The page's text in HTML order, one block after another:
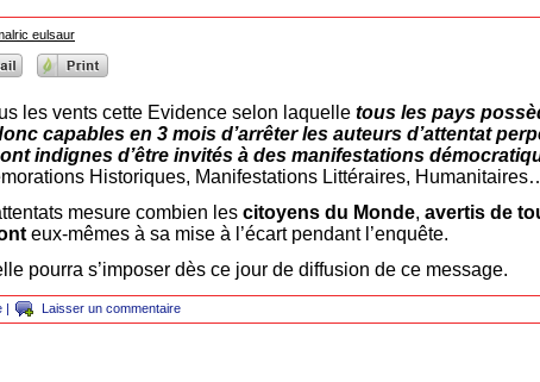
eulsaur
les vents cette Evidence selon laquelle tous les pays
capables en 3 mois d’arrêter les auteurs d’attentat
indignes d’être invités à des manifestations
Historiques, Manifestations Littéraires,
mesure combien les citoyens du Monde, avertis de
eux-mêmes à sa mise à l’écart pendant l’enquête.
pourra s’imposer dès ce jour de diffusion de ce message.
| Laisser un commentaire